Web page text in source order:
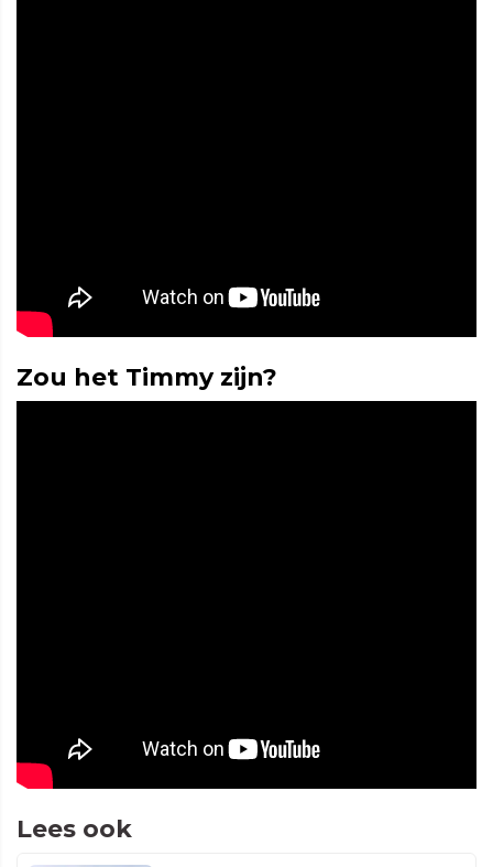
Zou het Timmy zijn?
Lees ook